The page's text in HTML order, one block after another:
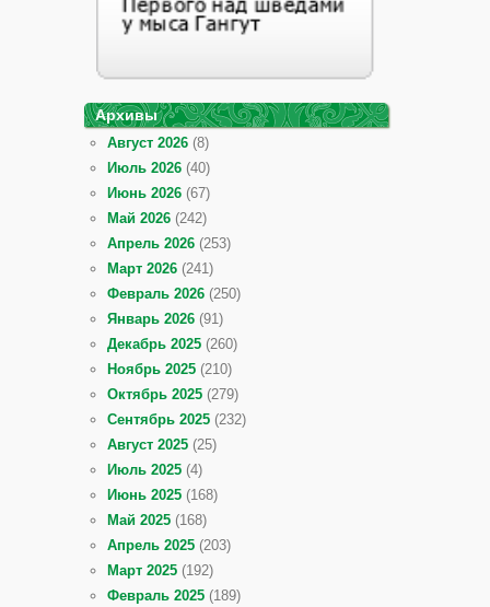
Архивы
Август 2026 (8)
Июль 2026 (40)
Июнь 2026 (67)
Май 2026 (242)
Апрель 2026 (253)
Март 2026 (241)
Февраль 2026 (250)
Январь 2026 (91)
Декабрь 2025 (260)
Ноябрь 2025 (210)
Октябрь 2025 (279)
Сентябрь 2025 (232)
Август 2025 (25)
Июль 2025 (4)
Июнь 2025 (168)
Май 2025 (168)
Апрель 2025 (203)
Март 2025 (192)
Февраль 2025 (189)